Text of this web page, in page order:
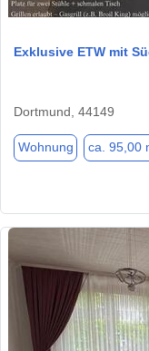
Exklusive ETW mit
Dortmund, 44149
Wohnung ca. 95,00